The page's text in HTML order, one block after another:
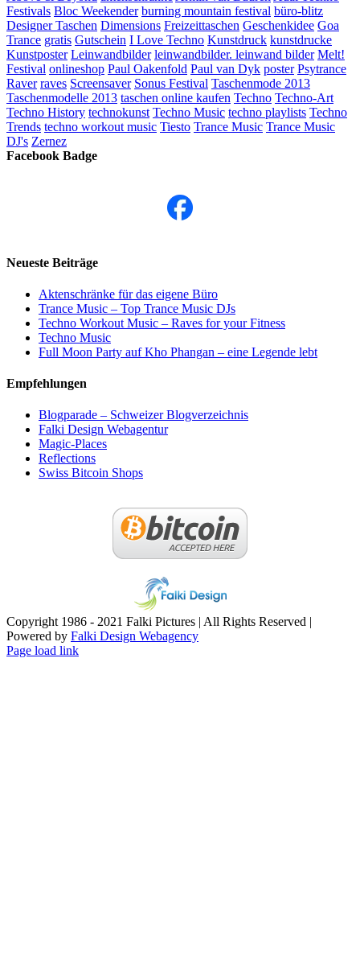
Festivals Bloc Weekender burning mountain festival büro-blitz
Designer Taschen Dimensions Freizeittaschen Geschenkidee Goa
Trance gratis Gutschein I Love Techno Kunstdruck kunstdrucke
Kunstposter Leinwandbilder leinwandbilder. leinwand bilder Melt!
Festival onlineshop Paul Oakenfold Paul van Dyk poster Psytrance
Raver raves Screensaver Sonus Festival Taschenmode 2013
Taschenmodelle 2013 taschen online kaufen Techno Techno-Art
Techno History technokunst Techno Music techno playlists Techno
Trends techno workout music Tiesto Trance Music Trance Music
DJ's Zernez
Facebook Badge
Neueste Beiträge
Aktenschränke für das eigene Büro
Trance Music – Top Trance Music DJs
Techno Workout Music – Raves for your Fitness
Techno Music
Full Moon Party auf Kho Phangan – eine Legende lebt
Empfehlungen
Blogparade – Schweizer Blogverzeichnis
Falki Design Webagentur
Magic-Places
Reflections
Swiss Bitcoin Shops
Copyright 1986 - 2021 Falki Pictures | All Rights Reserved |
Powered by Falki Design Webagency
Page load link